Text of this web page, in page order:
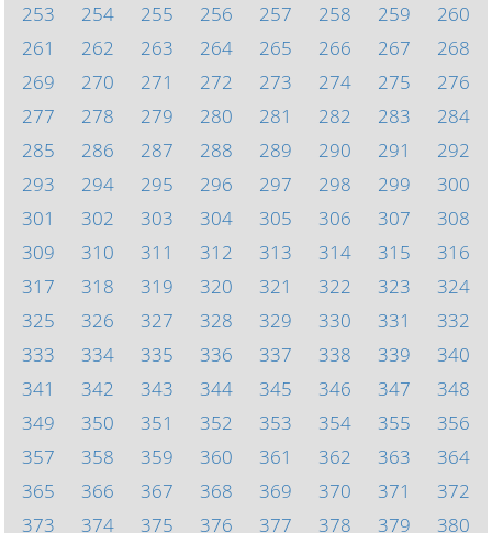
253
254 255 256 257 258 259
260
261
262 263 264 265 266 267
268
269
270 271 272 273 274 275
276
277
278 279 280 281 282 283
284
285
286 287 288 289 290 291
292
293
294 295 296 297 298 299
300
301
302 303 304 305 306 307
308
309
310 311 312 313 314 315
316
317
318 319 320 321 322 323
324
325
326 327 328 329 330 331
332
333
334 335 336 337 338 339
340
341
342 343 344 345 346 347
348
349
350 351 352 353 354 355
356
357
358 359 360 361 362 363
364
365
366 367 368 369 370 371
372
373
374 375 376 377 378 379 380